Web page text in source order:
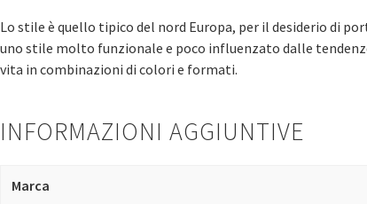
Lo stile è quello tipico del nord Europa, per il desiderio di
uno stile molto funzionale e poco influenzato dalle
vita in combinazioni di colori e formati.
INFORMAZIONI AGGIUNTIVE
Marca